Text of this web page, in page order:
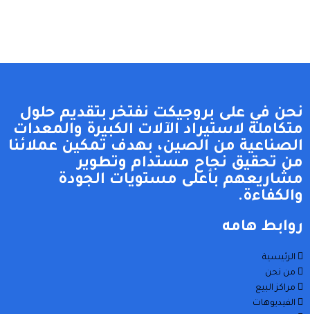
نحن في على بروجيكت نفتخر بتقديم حلول
متكاملة لاستيراد الآلات الكبيرة والمعدات
الصناعية من الصين، بهدف تمكين عملائنا
من تحقيق نجاح مستدام وتطوير
مشاريعهم بأعلى مستويات الجودة
والكفاءة.
روابط هامه
الرئيسية
من نحن
مراكز البيع
الفيديوهات